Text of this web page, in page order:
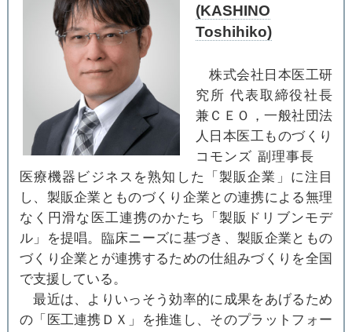
(KASHINO
Toshihiko)
株式会社日本医工研
究所 代表取締役社長
兼ＣＥＯ，一般社団法
人日本医工ものづくり
コモンズ 副理事長
医療機器ビジネスを熟知した「製販企業」に注目
し、製販企業とものづくり企業との連携による無理
なく円滑な医工連携のかたち「製販ドリブンモデ
ル」を提唱。臨床ニーズに基づき、製販企業ともの
づくり企業とが連携するための仕組みづくりを全国
で支援している。
最近は、よりいっそう効率的に成果をあげるため
の「医工連携ＤＸ」を推進し、そのプラットフォー